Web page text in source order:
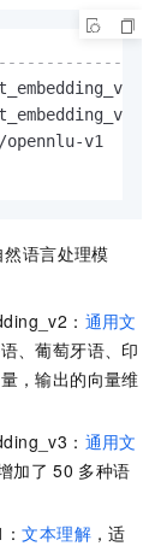
/opennlu-v1
语言处理模
： 通用文
、葡萄牙语、印
，输出的向量维
： 通用文
加了 50 多种语
：文本理解 ，适